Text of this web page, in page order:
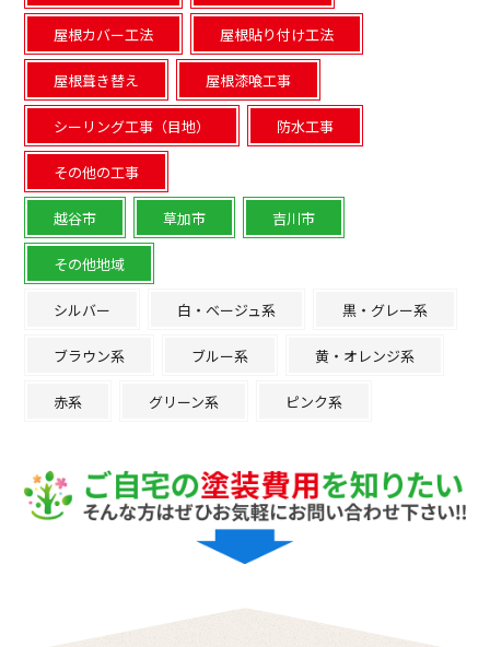
屋根カバー工法 屋根貼り付け工法
屋根葺き替え 屋根漆喰工事
シーリング工事（目地） 防水工事
その他の工事
越谷市 草加市 吉川市
その他地域
シルバー 白・ベージュ系 黒・グレー系
ブラウン系 ブルー系 黄・オレンジ系
赤系 グリーン系 ピンク系